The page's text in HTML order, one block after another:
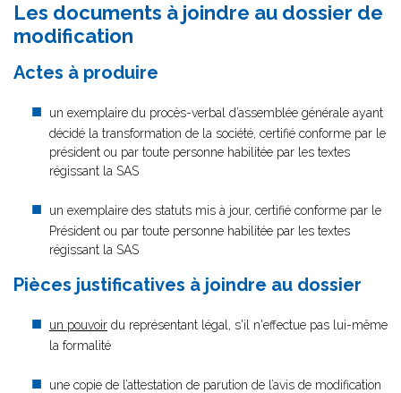
Les documents à joindre au dossier de
modification
Actes à produire
un exemplaire du procès-verbal d’assemblée générale ayant
décidé la transformation de la société, certifié conforme par le
président ou par toute personne habilitée par les textes
régissant la SAS
un exemplaire des statuts mis à jour, certifié conforme par le
Président ou par toute personne habilitée par les textes
régissant la SAS
Pièces justificatives à joindre au dossier
un pouvoir du représentant légal, s'il n'effectue pas lui-même
la formalité
une copie de l’attestation de parution de l’avis de modification